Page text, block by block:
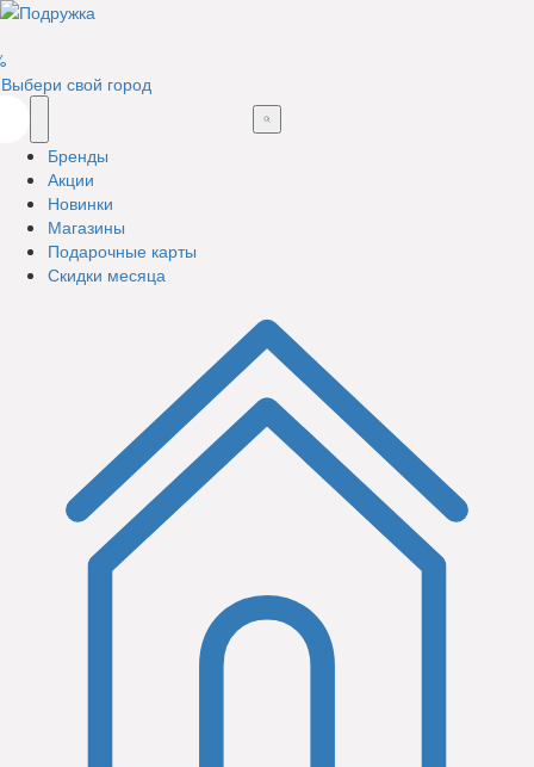
Выбери свой город
Бренды
Акции
Новинки
Магазины
Подарочные карты
Скидки месяца